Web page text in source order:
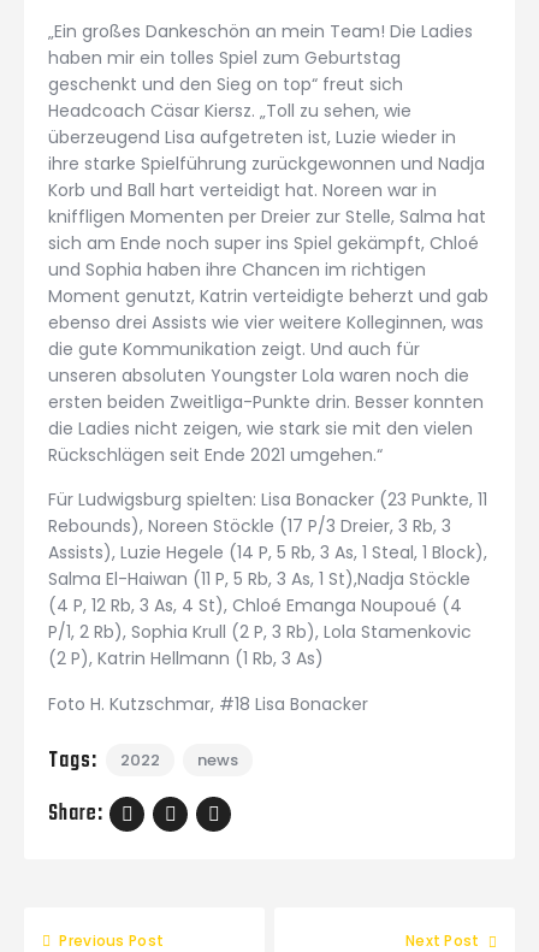
„Ein großes Dankeschön an mein Team! Die Ladies
haben mir ein tolles Spiel zum Geburtstag
geschenkt und den Sieg on top“ freut sich
Headcoach Cäsar Kiersz. „Toll zu sehen, wie
überzeugend Lisa aufgetreten ist, Luzie wieder in
ihre starke Spielführung zurückgewonnen und Nadja
Korb und Ball hart verteidigt hat. Noreen war in
kniffligen Momenten per Dreier zur Stelle, Salma hat
sich am Ende noch super ins Spiel gekämpft, Chloé
und Sophia haben ihre Chancen im richtigen
Moment genutzt, Katrin verteidigte beherzt und gab
ebenso drei Assists wie vier weitere Kolleginnen, was
die gute Kommunikation zeigt. Und auch für
unseren absoluten Youngster Lola waren noch die
ersten beiden Zweitliga-Punkte drin. Besser konnten
die Ladies nicht zeigen, wie stark sie mit den vielen
Rückschlägen seit Ende 2021 umgehen.“
Für Ludwigsburg spielten: Lisa Bonacker (23 Punkte, 11
Rebounds), Noreen Stöckle (17 P/3 Dreier, 3 Rb, 3
Assists), Luzie Hegele (14 P, 5 Rb, 3 As, 1 Steal, 1 Block),
Salma El-Haiwan (11 P, 5 Rb, 3 As, 1 St),Nadja Stöckle
(4 P, 12 Rb, 3 As, 4 St), Chloé Emanga Noupoué (4
P/1, 2 Rb), Sophia Krull (2 P, 3 Rb), Lola Stamenkovic
(2 P), Katrin Hellmann (1 Rb, 3 As)
Foto H. Kutzschmar, #18 Lisa Bonacker
Tags: 2022 news
Share:
Previous Post Next Post